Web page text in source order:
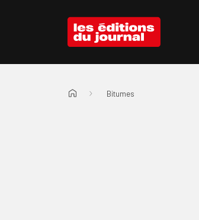
Les Éditions du Journal
Bitumes